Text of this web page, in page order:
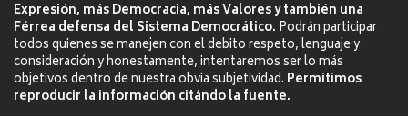
Expresión, más Democracia, más Valores y también una
Férrea defensa del Sistema Democrático. Podrán participar
todos quienes se manejen con el debito respeto, lenguaje y
consideración y honestamente, intentaremos ser lo más
objetivos dentro de nuestra obvia subjetividad. Permitimos
reproducir la información citándo la fuente.